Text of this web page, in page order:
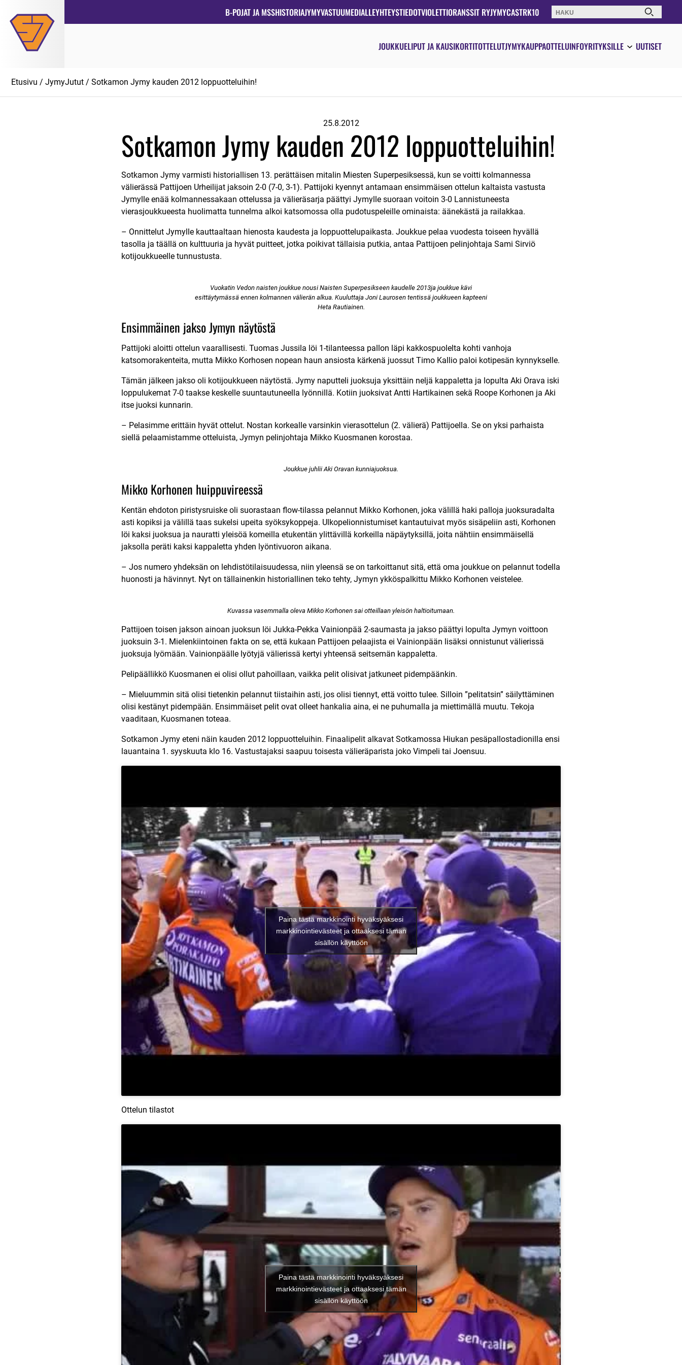
suoraan
sisältöön
B-POJAT JA MSSHISTORIAJYMYVASTUUMEDIALLEYHTEYSTIEDOTVIOLETTIORANSSIT RYJYMYCASTRK10 Haku:
JOUKKUELIPUT JA KAUSIKORTITOTTELUTJYMYKAUPPAOTTELUINFOYRITYKSILLE UUTISET
Etusivu / JymyJutut / Sotkamon Jymy kauden 2012 loppuotteluihin!
25.8.2012
Sotkamon Jymy kauden 2012 loppuotteluihin!
Sotkamon Jymy varmisti historiallisen 13. perättäisen mitalin Miesten Superpesiksessä, kun se voitti kolmannessa
välierässä Pattijoen Urheilijat jaksoin 2-0 (7-0, 3-1). Pattijoki kyennyt antamaan ensimmäisen ottelun kaltaista vastusta
Jymylle enää kolmannessakaan ottelussa ja välieräsarja päättyi Jymylle suoraan voitoin 3-0 Lannistuneesta
vierasjoukkueesta huolimatta tunnelma alkoi katsomossa olla pudotuspeleille ominaista: äänekästä ja railakkaa.
– Onnittelut Jymylle kauttaaltaan hienosta kaudesta ja loppuottelupaikasta. Joukkue pelaa vuodesta toiseen hyvällä
tasolla ja täällä on kulttuuria ja hyvät puitteet, jotka poikivat tällaisia putkia, antaa Pattijoen pelinjohtaja Sami Sirviö
kotijoukkueelle tunnustusta.
Vuokatin Vedon naisten joukkue nousi Naisten Superpesikseen kaudelle 2013ja joukkue kävi
esittäytymässä ennen kolmannen välierän alkua. Kuuluttaja Joni Laurosen tentissä joukkueen kapteeni
Heta Rautiainen.
Ensimmäinen jakso Jymyn näytöstä
Pattijoki aloitti ottelun vaarallisesti. Tuomas Jussila löi 1-tilanteessa pallon läpi kakkospuolelta kohti vanhoja
katsomorakenteita, mutta Mikko Korhosen nopean haun ansiosta kärkenä juossut Timo Kallio paloi kotipesän kynnykselle.
Tämän jälkeen jakso oli kotijoukkueen näytöstä. Jymy naputteli juoksuja yksittäin neljä kappaletta ja lopulta Aki Orava iski
loppulukemat 7-0 taakse keskelle suuntautuneella lyönnillä. Kotiin juoksivat Antti Hartikainen sekä Roope Korhonen ja Aki
itse juoksi kunnarin.
– Pelasimme erittäin hyvät ottelut. Nostan korkealle varsinkin vierasottelun (2. välierä) Pattijoella. Se on yksi parhaista
siellä pelaamistamme otteluista, Jymyn pelinjohtaja Mikko Kuosmanen korostaa.
Joukkue juhlii Aki Oravan kunniajuoksua.
Mikko Korhonen huippuvireessä
Kentän ehdoton piristysruiske oli suorastaan flow-tilassa pelannut Mikko Korhonen, joka välillä haki palloja juoksuradalta
asti kopiksi ja välillä taas sukelsi upeita syöksykoppeja. Ulkopelionnistumiset kantautuivat myös sisäpeliin asti, Korhonen
löi kaksi juoksua ja nauratti yleisöä komeilla etukentän ylittävillä korkeilla näpäytyksillä, joita nähtiin ensimmäisellä
jaksolla peräti kaksi kappaletta yhden lyöntivuoron aikana.
– Jos numero yhdeksän on lehdistötilaisuudessa, niin yleensä se on tarkoittanut sitä, että oma joukkue on pelannut todella
huonosti ja hävinnyt. Nyt on tällainenkin historiallinen teko tehty, Jymyn ykköspalkittu Mikko Korhonen veistelee.
Kuvassa vasemmalla oleva Mikko Korhonen sai otteillaan yleisön haltioitumaan.
Pattijoen toisen jakson ainoan juoksun löi Jukka-Pekka Vainionpää 2-saumasta ja jakso päättyi lopulta Jymyn voittoon
juoksuin 3-1. Mielenkiintoinen fakta on se, että kukaan Pattijoen pelaajista ei Vainionpään lisäksi onnistunut välierissä
juoksuja lyömään. Vainionpäälle lyötyjä välierissä kertyi yhteensä seitsemän kappaletta.
Pelipäällikkö Kuosmanen ei olisi ollut pahoillaan, vaikka pelit olisivat jatkuneet pidempäänkin.
– Mieluummin sitä olisi tietenkin pelannut tiistaihin asti, jos olisi tiennyt, että voitto tulee. Silloin ”pelitatsin” säilyttäminen
olisi kestänyt pidempään. Ensimmäiset pelit ovat olleet hankalia aina, ei ne puhumalla ja miettimällä muutu. Tekoja
vaaditaan, Kuosmanen toteaa.
Sotkamon Jymy eteni näin kauden 2012 loppuotteluihin. Finaalipelit alkavat Sotkamossa Hiukan pesäpallostadionilla ensi
lauantaina 1. syyskuuta klo 16. Vastustajaksi saapuu toisesta välieräparista joko Vimpeli tai Joensuu.
Paina tästä markkinointi hyväksyäksesi
markkinointievästeet ja ottaaksesi tämän
sisällön käyttöön
Ottelun tilastot
Paina tästä markkinointi hyväksyäksesi
markkinointievästeet ja ottaaksesi tämän
sisällön käyttöön